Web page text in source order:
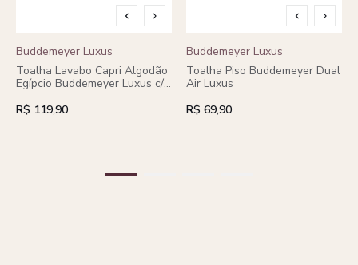
Buddemeyer Luxus
Toalha Lavabo Capri Algodão
Egípcio Buddemeyer Luxus c/
R$ 119,90
Buddemeyer Luxus
Toalha Piso Buddemeyer Dual
Air Luxus
R$ 69,90